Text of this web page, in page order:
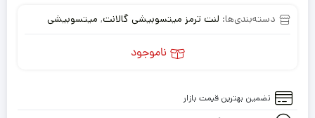
دسته‌بندی‌ها: لنت ترمز میتسوبیشی گالانت, میتسوبیشی
ناموجود
تضمین بهترین قیمت بازار